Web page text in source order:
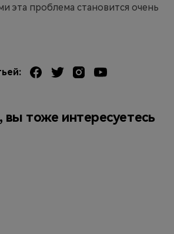
эта проблема становится очень
тоже интересуетесь